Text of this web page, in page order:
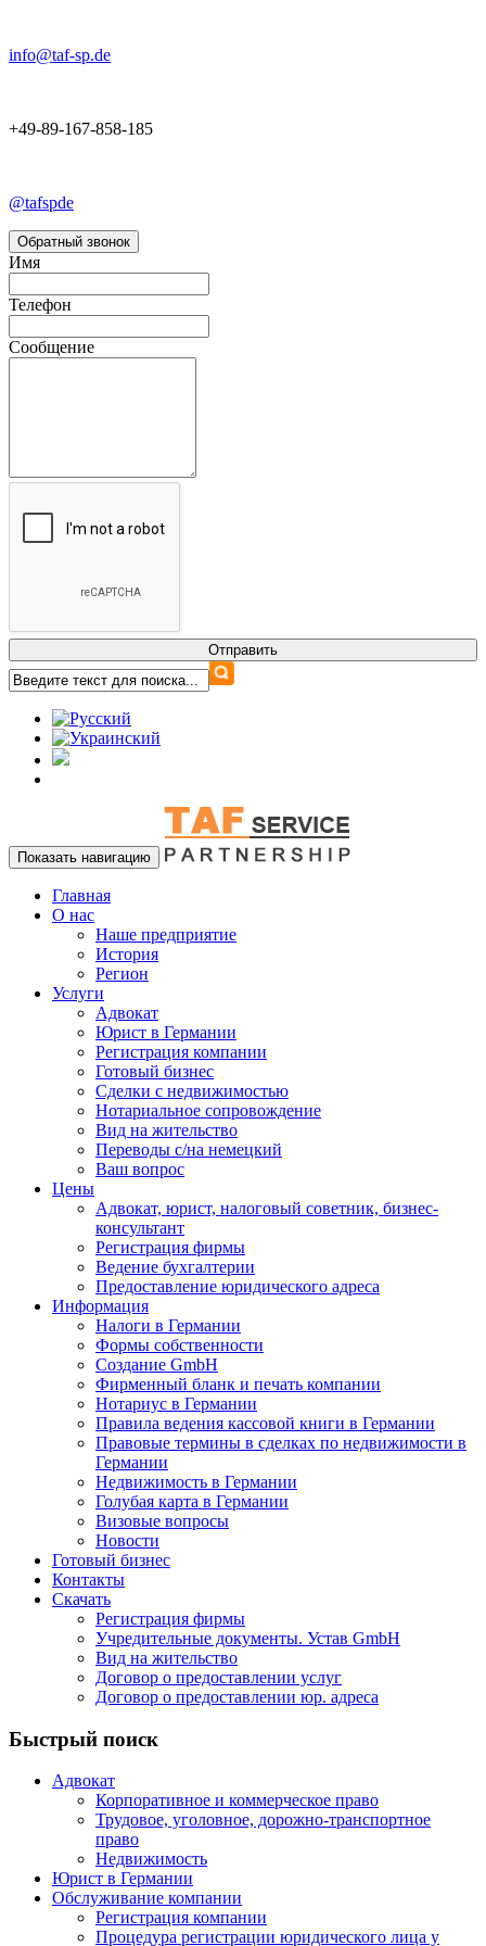
info@taf-sp.de
+49-89-167-858-185
@tafspde
Обратный звонок
Имя
Телефон
Сообщение
Показать навигацию
Главная
О нас
Наше предприятие
История
Регион
Услуги
Адвокат
Юрист в Германии
Регистрация компании
Готовый бизнес
Сделки с недвижимостью
Нотариальное сопровождение
Вид на жительство
Переводы с/на немецкий
Ваш вопрос
Цены
Адвокат, юрист, налоговый советник, бизнес-
консультант
Регистрация фирмы
Ведение бухгалтерии
Предоставление юридического адреса
Информация
Налоги в Германии
Формы собственности
Создание GmbH
Фирменный бланк и печать компании
Нотариус в Германии
Правила ведения кассовой книги в Германии
Правовые термины в сделках по недвижимости в
Германии
Недвижимость в Германии
Голубая карта в Германии
Визовые вопросы
Новости
Готовый бизнес
Контакты
Скачать
Регистрация фирмы
Учредительные документы. Устав GmbH
Вид на жительство
Договор о предоставлении услуг
Договор о предоставлении юр. адреса
Быстрый поиск
Адвокат
Корпоративное и коммерческое право
Трудовое, уголовное, дорожно-транспортное
право
Недвижимость
Юрист в Германии
Обслуживание компании
Регистрация компании
Процедура регистрации юридического лица у